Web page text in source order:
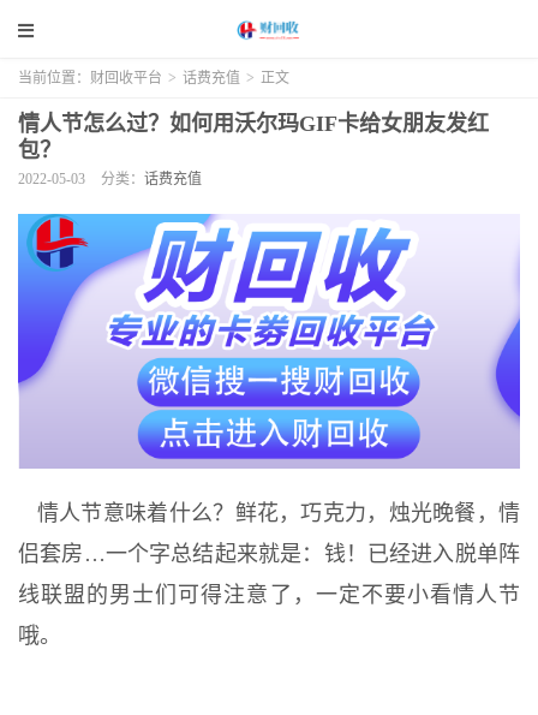
当前位置： 财回收平台 > 话费充值 > 正文
情人节怎么过？如何用沃尔玛GIF卡给女朋友发红
包？
2022-05-03 分类： 话费充值
情人节意味着什么？鲜花，巧克力，烛光晚餐，情
侣套房…一个字总结起来就是：钱！已经进入脱单阵
线联盟的男士们可得注意了，一定不要小看情人节
哦。